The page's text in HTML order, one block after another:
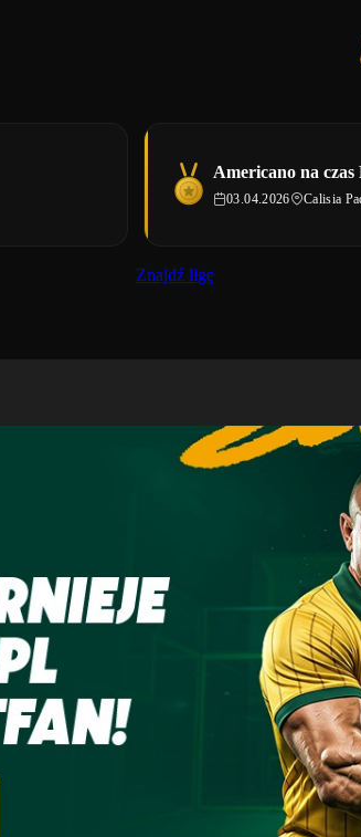
Americano na
03.04.2026 Calisia
Znajdź ligę